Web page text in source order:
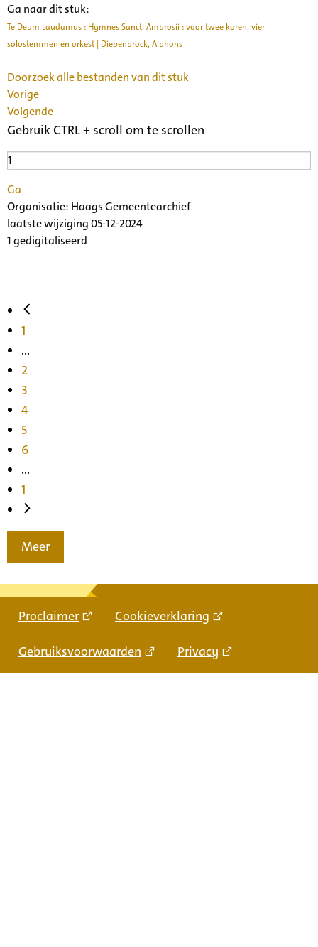
Ga naar dit stuk:
Te Deum Laudamus : Hymnes Sancti Ambrosii : voor twee koren, vier
solostemmen en orkest | Diepenbrock, Alphons
Doorzoek alle bestanden van dit stuk
Vorige
Volgende
Gebruik CTRL + scroll om te scrollen
Ga
Organisatie: Haags Gemeentearchief
laatste wijziging 05-12-2024
1 gedigitaliseerd
1
...
2
3
4
5
6
...
1
Meer
Proclaimer Cookieverklaring
Gebruiksvoorwaarden Privacy